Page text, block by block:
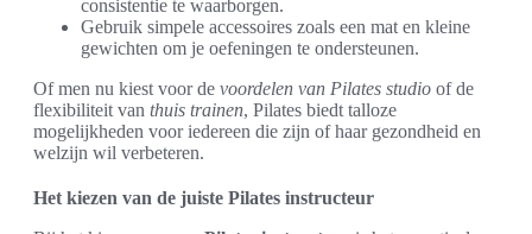
consistentie te waarborgen.
Gebruik simpele accessoires zoals een mat en kleine
gewichten om je oefeningen te ondersteunen.
Of men nu kiest voor de voordelen van Pilates studio of de
flexibiliteit van thuis trainen, Pilates biedt talloze
mogelijkheden voor iedereen die zijn of haar gezondheid en
welzijn wil verbeteren.
Het kiezen van de juiste Pilates instructeur